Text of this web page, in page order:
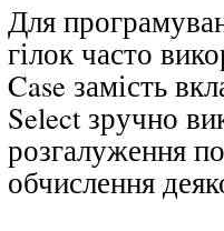
Для
гілок часто
Case замість
Select зручно
розгалуження
обчислення